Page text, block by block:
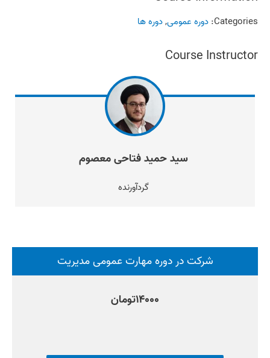
Categories: دوره عمومی,دوره ها
Course Instructor
سید حمید فتاحی معصوم
گردآورنده
شرکت در دوره مهارت عمومی مدیریت
۱۴۰۰۰